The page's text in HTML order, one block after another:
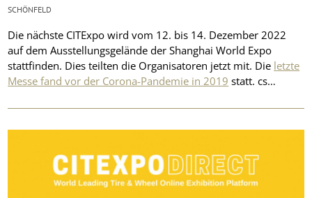
Die nächste CITExpo wird vom 12. bis 14. Dezember 2022
auf dem Ausstellungsgelände der Shanghai World Expo
stattfinden. Dies teilten die Organisatoren jetzt mit. Die letzte
Messe fand vor der Corona-Pandemie in 2019 statt. cs…
SCHÖNFELD